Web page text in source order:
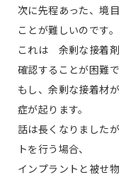
次に先程あった、境
ことが難しいのです。
これは 余剰な接着
確認することが困難
もし、余剰な接着材
症が起ります。
話は長くなりました
トを行う場合、
インプラントと被せ